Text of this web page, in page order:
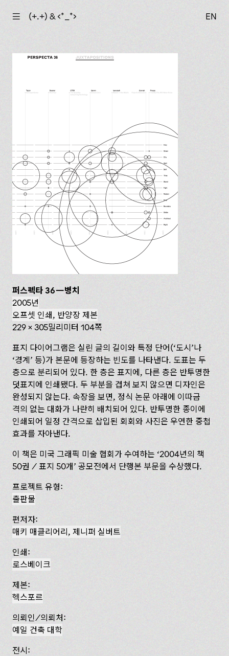
☰ (+.+) & ‹*_*› EN
퍼스펙타 36—병치
2005년
오프셋 인쇄, 반양장 제본
229 x 305밀리미터 104쪽
표지 다이어그램은 실린 글의 길이와 특정 단어(‘도시’나
‘경계’ 등)가 본문에 등장하는 빈도를 나타낸다. 도표는 두
층으로 분리되어 있다. 한 층은 표지에, 다른 층은 반투명한
덧표지에 인쇄됐다. 두 부분을 겹쳐 보지 않으면 디자인은
완성되지 않는다. 속장을 보면, 정식 논문 아래에 이따금
격의 없는 대화가 나란히 배치되어 있다. 반투명한 종이에
인쇄되어 일정 간격으로 삽입된 회회와 사진은 우연한 중첩
효과를 자아낸다.
이 책은 미국 그래픽 미술 협회가 수여하는 ‘2004년의 책
50권 / 표지 50개’ 공모전에서 단행본 부문을 수상했다.
프로젝트 유형:
출판물
편저자:
매키 매클리어리, 제니퍼 실버트
인쇄:
로스베이크
제본:
헥스포르
의뢰인/의뢰처:
예일 건축 대학
전시: